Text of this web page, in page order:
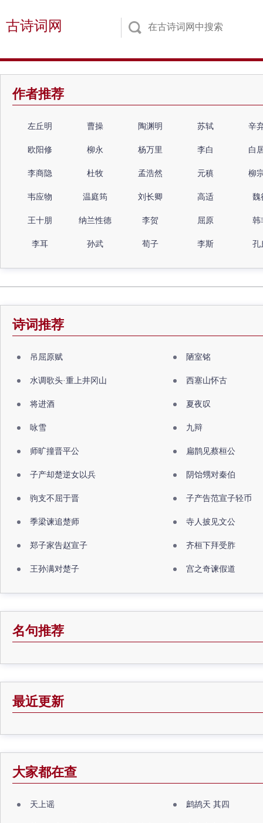
古诗词网
作者推荐
左丘明 曹操 陶渊明 苏轼 辛
欧阳修 柳永 杨万里 李白 白
李商隐 杜牧 孟浩然 元稹 柳
韦应物 温庭筠 刘长卿 高适 魏
王十朋 纳兰性德 李贺 屈原 韩
李耳 孙武 荀子 李斯 孔
诗词推荐
吊屈原赋 陋室铭
水调歌头·重上井冈山 西塞山怀古
将进酒 夏夜叹
咏雪 九辩
师旷撞晋平公 扁鹊见蔡桓公
子产却楚逆女以兵 阴饴甥对秦伯
驹支不屈于晋 子产告范宣子轻币
季梁谏追楚师 寺人披见文公
郑子家告赵宣子 齐桓下拜受胙
王孙满对楚子 宫之奇谏假道
名句推荐
最近更新
大家都在查
天上谣 鹧鸪天 其四